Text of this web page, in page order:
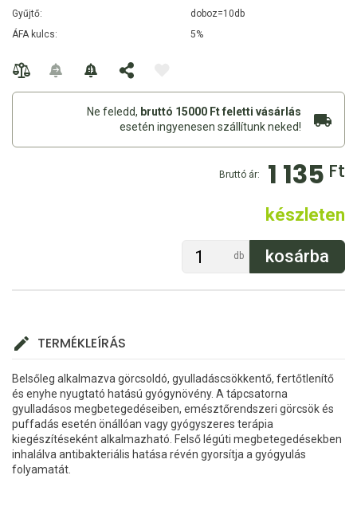
Gyűjtő:
doboz=10db
ÁFA kulcs:
5%
Ne feledd, bruttó 15000 Ft feletti vásárlás
esetén ingyenesen szállítunk neked!
Bruttó ár: 1 135 Ft
készleten
db
TERMÉKLEÍRÁS
Belsőleg alkalmazva görcsoldó, gyulladáscsökkentő, fertőtlenítő
és enyhe nyugtató hatású gyógynövény. A tápcsatorna
gyulladásos megbetegedéseiben, emésztőrendszeri görcsök és
puffadás esetén önállóan vagy gyógyszeres terápia
kiegészítéseként alkalmazható. Felső légúti megbetegedésekben
inhalálva antibakteriális hatása révén gyorsítja a gyógyulás
folyamatát.